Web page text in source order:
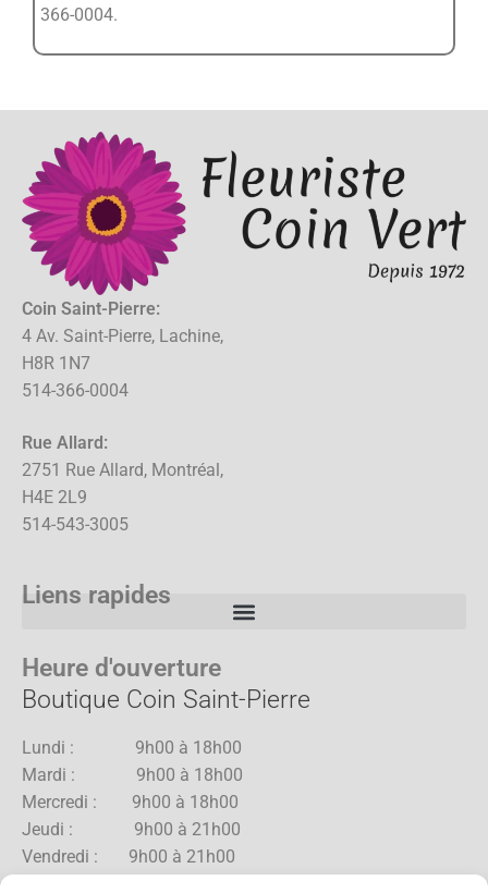
366-0004.
Coin Saint-Pierre:
4 Av. Saint-Pierre, Lachine,
H8R 1N7
514-366-0004
Rue Allard:
2751 Rue Allard, Montréal,
H4E 2L9
514-543-3005
Liens rapides
Heure d'ouverture
Boutique Coin Saint-Pierre
Lundi : 9h00 à 18h00
Mardi : 9h00 à 18h00
Mercredi : 9h00 à 18h00
Jeudi : 9h00 à 21h00
Vendredi : 9h00 à 21h00